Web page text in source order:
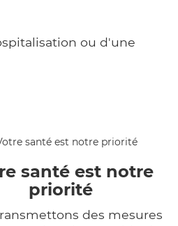
ou d'une
santé est notre
priorité
des mesures